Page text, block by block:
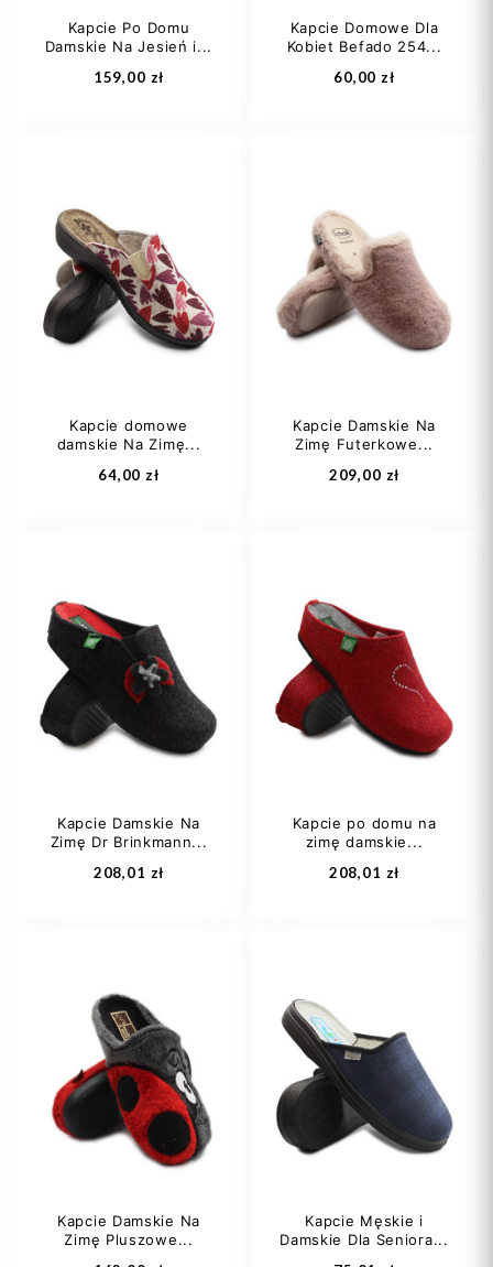
Dodaj do koszyka Dodaj do koszyka
Kapcie Po Domu
Damskie Na Jesień i...
159,00 zł
36
Dodaj do koszyka
Kapcie Domowe Dla
Kobiet Befado 254...
60,00 zł
36
Dodaj do koszyka
Kapcie domowe
damskie Na Zimę...
64,00 zł
37
Dodaj do koszyka
Kapcie Damskie Na
Zimę Futerkowe...
209,00 zł
Dodaj do koszyka
Kapcie Damskie Na
Zimę Dr Brinkmann...
208,01 zł
40 41 42
Dodaj do koszyka
Kapcie po domu na
zimę damskie...
208,01 zł
Dodaj do koszyka
Kapcie Damskie Na
Zimę Pluszowe...
Kapcie Męskie i
Damskie Dla Seniora...